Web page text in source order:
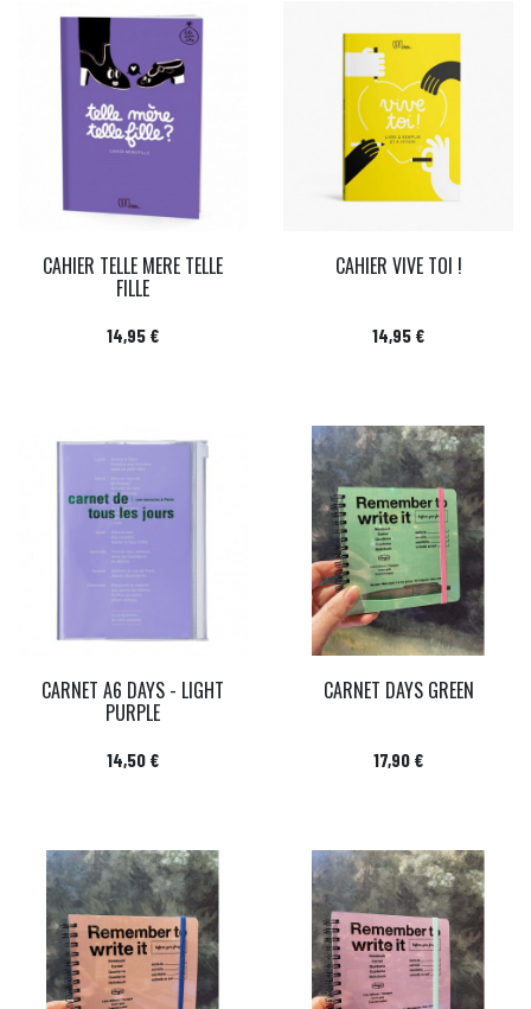
CAHIER TELLE MERE TELLE
FILLE
Prix
14,95 €
CAHIER VIVE TOI !
Prix
14,95 €
CARNET A6 DAYS - LIGHT
PURPLE
Prix
14,50 €
CARNET DAYS GREEN
Prix
17,90 €